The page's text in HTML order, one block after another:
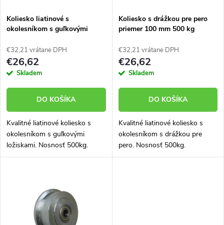
e
p
r
o
d
u
s
p
r
o
d
u
k
Koliesko liatinové s
okolesníkom s guľkovými
96100-01
€32,21 vrátane DPH
€26,62
Skladem
DO KOŠÍKA
Kvalitné liatinové koliesko s
okolesníkom s guľkovými
ložiskami. Nosnosť 500kg.
Koliesko s drážkou pre pero
priemer 100 mm 500 kg
€32,21 vrátane DPH
€26,62
Skladem
DO KOŠÍKA
Kvalitné liatinové koliesko s
okolesníkom s drážkou pre
pero. Nosnosť 500kg.